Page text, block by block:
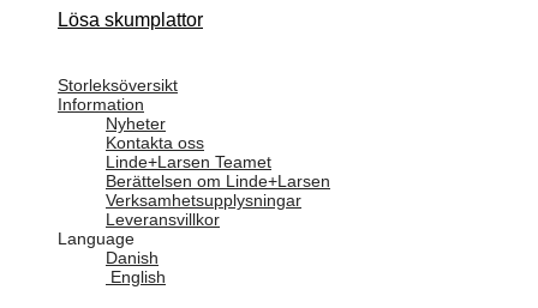
Lösa skumplattor
Storleksöversikt
Information
Nyheter
Kontakta oss
Linde+Larsen Teamet
Berättelsen om Linde+Larsen
Verksamhetsupplysningar
Leveransvillkor
Language
Danish
English